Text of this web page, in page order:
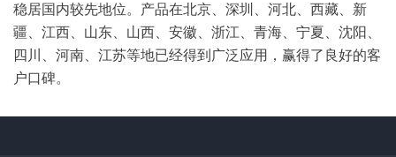
稳居国内较先地位。产品在北京、深圳、河北、西藏、新
疆、江西、山东、山西、安徽、浙江、青海、宁夏、沈阳、
四川、河南、江苏等地已经得到广泛应用，赢得了良好的客
户口碑。